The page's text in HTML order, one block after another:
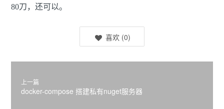
80刀，还可以。
喜欢 (0)
上一篇
docker-compose 搭建私有nuget服务器